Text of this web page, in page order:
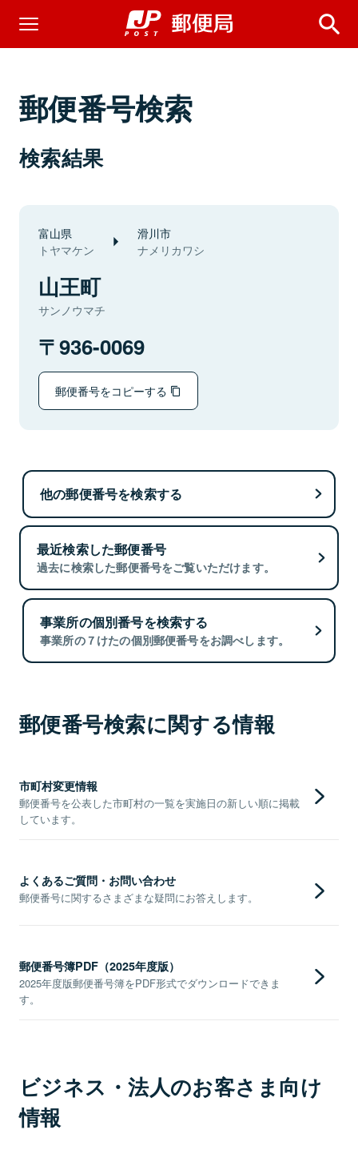
郵便番号検索
検索結果
富山県
トヤマケン
滑川市
ナメリカワシ
山王町
サンノウマチ
936-0069
郵便番号をコピーする
他の郵便番号を検索する
最近検索した郵便番号
過去に検索した郵便番号をご覧いただけます。
事業所の個別番号を検索する
事業所の７けたの個別郵便番号をお調べします。
郵便番号検索に関する情報
市町村変更情報
郵便番号を公表した市町村の一覧を実施日の新しい順に掲載
しています。
よくあるご質問・お問い合わせ
郵便番号に関するさまざまな疑問にお答えします。
郵便番号簿PDF（2025年度版）
2025年度版郵便番号簿をPDF形式でダウンロードできま
す。
ビジネス・法人のお客さま向け
情報